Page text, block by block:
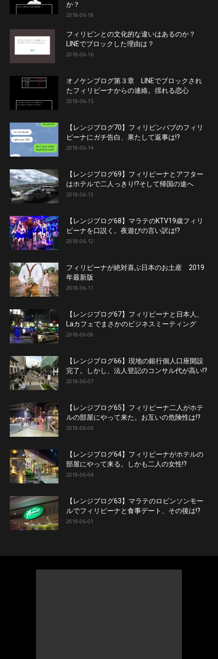
か？
2018-06-18
フィリピンとの文化的な違いはあるのか？
LINEでブロックした理由は？
2018-06-16
オノケンブログ第３章 LINEでブロックされ
たフィリピーナからの連絡。揺れる恋心
2018-06-15
【レンジブログ70】フィリピンパブのフィリ
ピーナにガチ告白、果たして返事は!?
2018-06-14
【レンジブログ69】フィリピーナとアフター
はホテルで二人っきり!?そして帰国の途へ
2018-06-13
【レンジブログ68】マラテのKTV19歳フィリ
ピーナを口説く。夜遊びの言い訳は!?
2018-06-12
フィリピーナが絶対喜ぶ日本のお土産 2019
年最新版
2018-06-11
【レンジブログ67】フィリピーナと日本人、
Laカフェでまさかのビジネスミーティング
2018-06-08
【レンジブログ66】現地の銀行個人口座開設
完了。しかし、法人登記のコンサル代が高い!?
2018-06-07
【レンジブログ65】フィリピーナ二人がホテ
ルの部屋にやって来た。お互いの危険性は!?
2018-06-06
【レンジブログ64】フィリピーナがホテルの
部屋にやって来る。しかも二人の女性!?
2018-06-04
【レンジブログ63】マラテのロビンソンモー
ルでフィリピーナと食事デート、その後は!?
2018-06-01